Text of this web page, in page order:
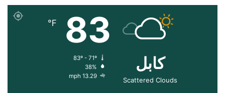
کابل
Scattered Clouds
83
℉
38%
13.29 mph